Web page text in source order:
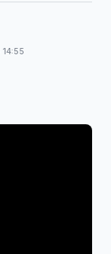
14:55